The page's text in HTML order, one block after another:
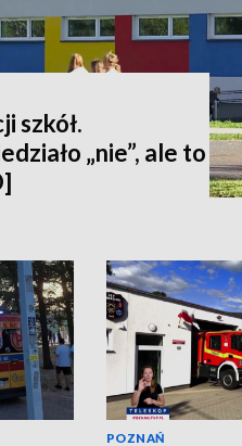
szkół.
„nie”, ale to
POZNAŃ